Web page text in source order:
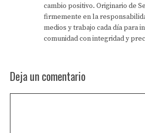
cambio positivo. Originario de
firmemente en la
medios y trabajo cada día para
comunidad con integridad y
Deja un comentario